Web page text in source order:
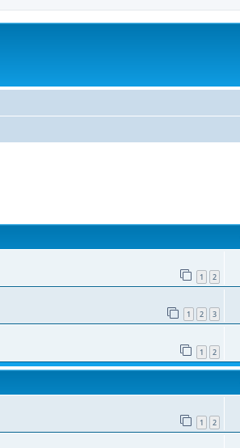
1 2
1 2 3
1 2
1 2